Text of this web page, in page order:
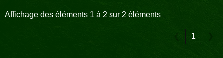
Affichage des éléments 1 à 2 sur 2 éléments
1